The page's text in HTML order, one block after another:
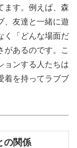
ます。例えば、森
、友達と一緒に遊
く「どんな場面だ
があるのです。こ
ョンする人たちは
着を持ってラブブ
の関係